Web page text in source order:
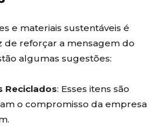
e materiais sustentáveis é
de reforçar a mensagem do
algumas sugestões:
Reciclados: Esses itens são
o compromisso da empresa